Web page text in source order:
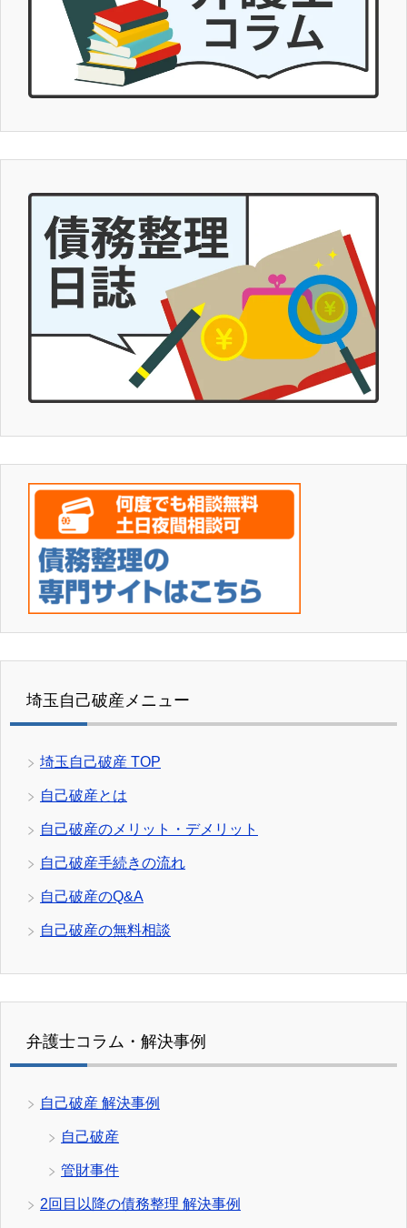
埼玉自己破産メニュー
埼玉自己破産 TOP
自己破産とは
自己破産のメリット・デメリット
自己破産手続きの流れ
自己破産のQ&A
自己破産の無料相談
弁護士コラム・解決事例
自己破産 解決事例
自己破産
管財事件
2回目以降の債務整理 解決事例